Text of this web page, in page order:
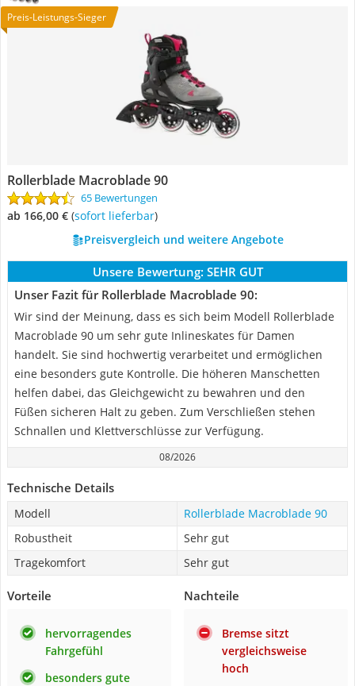
Preis-Leistungs-Sieger
Rollerblade Macroblade 90
65 Bewertungen
ab 166,00 € ( Sofort lieferbar)
Preisvergleich und weitere Angebote
Unsere Bewertung: SEHR GUT
Unser Fazit für Rollerblade Macroblade 90:
Wir sind der Meinung, dass es sich beim Modell Rollerblade
Macroblade 90 um sehr gute Inlineskates für Damen
handelt. Sie sind hochwertig verarbeitet und ermöglichen
eine besonders gute Kontrolle. Die höheren Manschetten
helfen dabei, das Gleichgewicht zu bewahren und den
Füßen sicheren Halt zu geben. Zum Verschließen stehen
Schnallen und Klettverschlüsse zur Verfügung.
08/2026
Technische Details
Modell
Rollerblade Macroblade 90
Robustheit
Sehr gut
Tragekomfort
Sehr gut
Vorteile
hervorragendes
Fahrgefühl
besonders gute
Nachteile
Bremse sitzt
vergleichsweise
hoch